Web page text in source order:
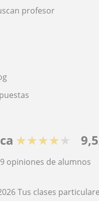
profesor
★★★★★
opiniones de alumnos
Tus clases